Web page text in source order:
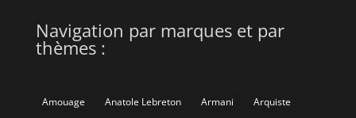
Navigation par marques et par
thèmes :
Amouage Anatole Lebreton Armani
Arquiste